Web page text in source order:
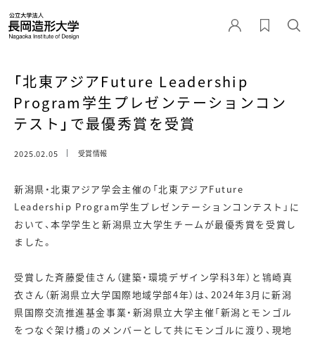
「北東アジアFuture Leadership
Program学生プレゼンテーションコン
テスト」で最優秀賞を受賞
2025.02.05 受賞情報
新潟県・北東アジア学会主催の「北東アジアFuture
Leadership Program学生プレゼンテーションコンテスト」に
おいて、本学学生と新潟県立大学生チームが最優秀賞を受賞し
ました。
受賞した斉藤愛佳さん（建築・環境デザイン学科3年）と鴇崎真
衣さん（新潟県立大学国際地域学部4年）は、2024年3月に新潟
県国際交流推進基金事業・新潟県立大学主催「新潟とモンゴル
をつなぐ架け橋」のメンバーとして共にモンゴルに渡り、現地